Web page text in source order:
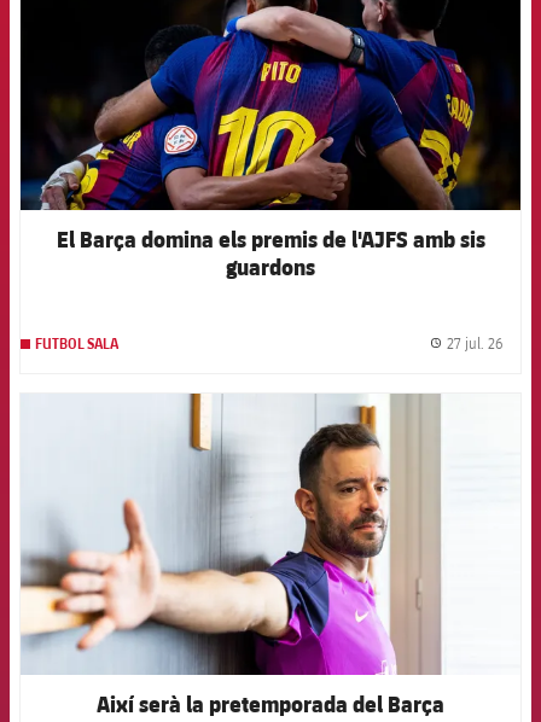
El Barça domina els premis de l'AJFS amb sis
guardons
FUTBOL SALA 27 jul. 26
FCB Barcelona badge
Així serà la pretemporada del Barça